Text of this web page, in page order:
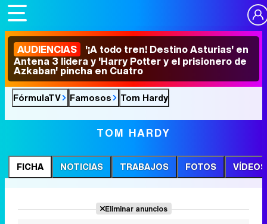
AUDIENCIAS '¡A todo tren! Destino Asturias' en
Antena 3 lidera y 'Harry Potter y el prisionero de
Azkaban' pincha en Cuatro
FórmulaTV Famosos Tom Hardy
TOM HARDY
FICHA NOTICIAS TRABAJOS FOTOS VÍDEOS
Eliminar anuncios